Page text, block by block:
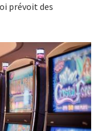
prévoit des